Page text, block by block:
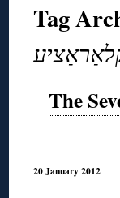
Tag
The
20 January 2012